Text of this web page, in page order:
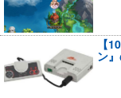
【
ン